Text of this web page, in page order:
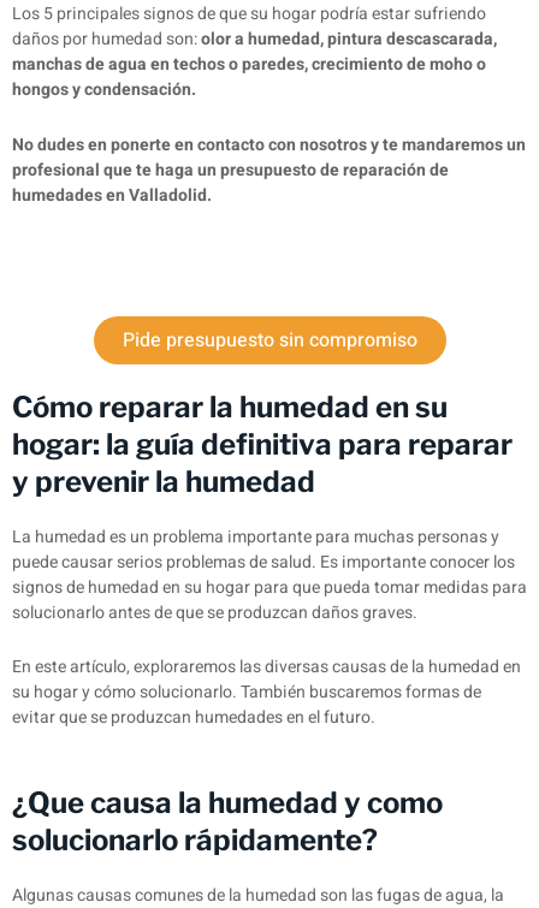
Los 5 principales signos de que su hogar podría estar sufriendo
daños por humedad son:olor a humedad, pintura descascarada,
manchas de agua en techos o paredes, crecimiento de moho o
hongos y condensación.
No dudes en ponerte en contacto con nosotros y te mandaremos un
profesional que te haga un presupuesto de reparación de
humedades en Valladolid.
Pide presupuesto sin compromiso
Cómo reparar la humedad en su
hogar: la guía definitiva para reparar
y prevenir la humedad
La humedad es un problema importante para muchas personas y
puede causar serios problemas de salud. Es importante conocer los
signos de humedad en su hogar para que pueda tomar medidas para
solucionarlo antes de que se produzcan daños graves.
En este artículo, exploraremos las diversas causas de la humedad en
su hogar y cómo solucionarlo. También buscaremos formas de
evitar que se produzcan humedades en el futuro.
¿Que causa la humedad y como
solucionarlo rápidamente?
Algunas causas comunes de la humedad son las fugas de agua, la